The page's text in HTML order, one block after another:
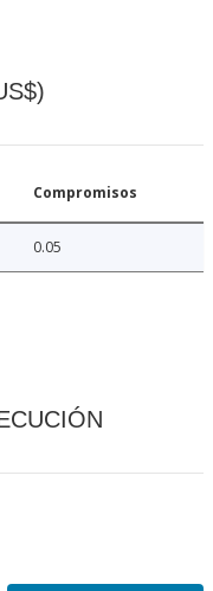
Compromisos
0.05